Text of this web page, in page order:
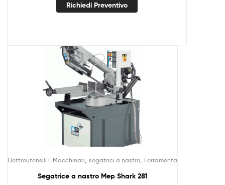
Richiedi Preventivo
Elettroutensili E Macchinari segatrici a nastro Ferramenta
Segatrice a nastro Mep Shark 281